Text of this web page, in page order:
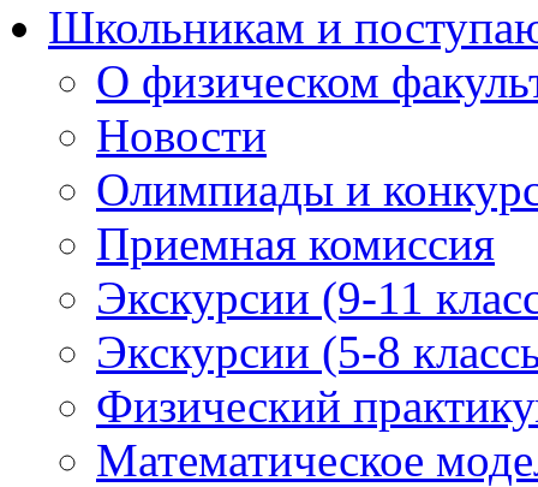
Школьникам и
О физическом
Новости
Олимпиады и
Приемная комиссия
Экскурсии (9-11
Экскурсии (5-8
Физический
Математическое